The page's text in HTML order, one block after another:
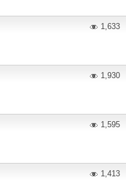
1,633
1,930
1,595
1,413